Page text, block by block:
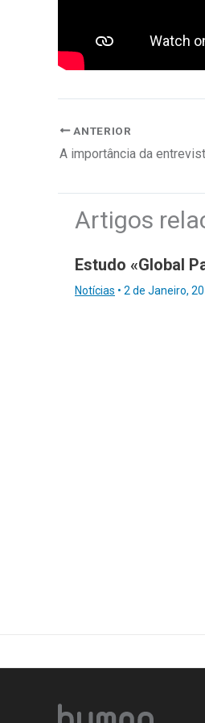
ANTERIOR
A importância da
Artigos
Estudo «Global
Notícias • 2 de Janeiro,